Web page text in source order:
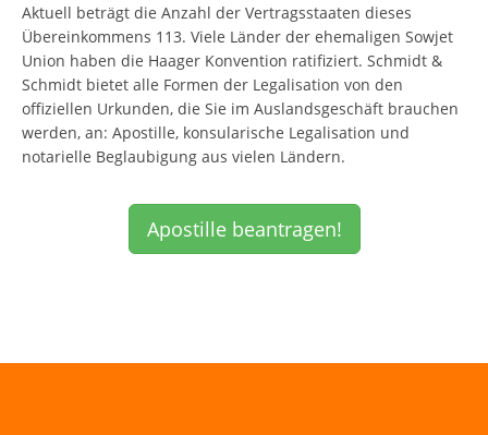
Aktuell beträgt die Anzahl der Vertragsstaaten dieses
Übereinkommens 113. Viele Länder der ehemaligen Sowjet
Union haben die Haager Konvention ratifiziert. Schmidt &
Schmidt bietet alle Formen der Legalisation von den
offiziellen Urkunden, die Sie im Auslandsgeschäft brauchen
werden, an: Apostille, konsularische Legalisation und
notarielle Beglaubigung aus vielen Ländern.
Apostille beantragen!